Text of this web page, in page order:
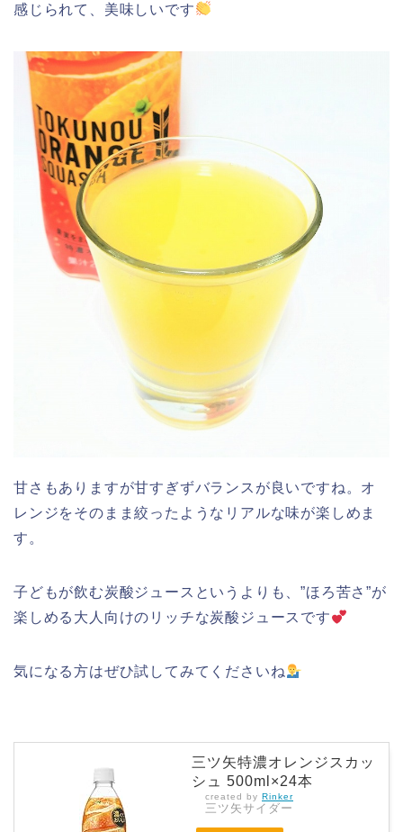
感じられて、美味しいです
甘さもありますが甘すぎずバランスが良いですね。オ
レンジをそのまま絞ったようなリアルな味が楽しめま
す。
子どもが飲む炭酸ジュースというよりも、”ほろ苦さ”が
楽しめる大人向けのリッチな炭酸ジュースです
気になる方はぜひ試してみてくださいね
三ツ矢特濃オレンジスカッ
シュ 500ml×24本
created by Rinker
三ツ矢サイダー